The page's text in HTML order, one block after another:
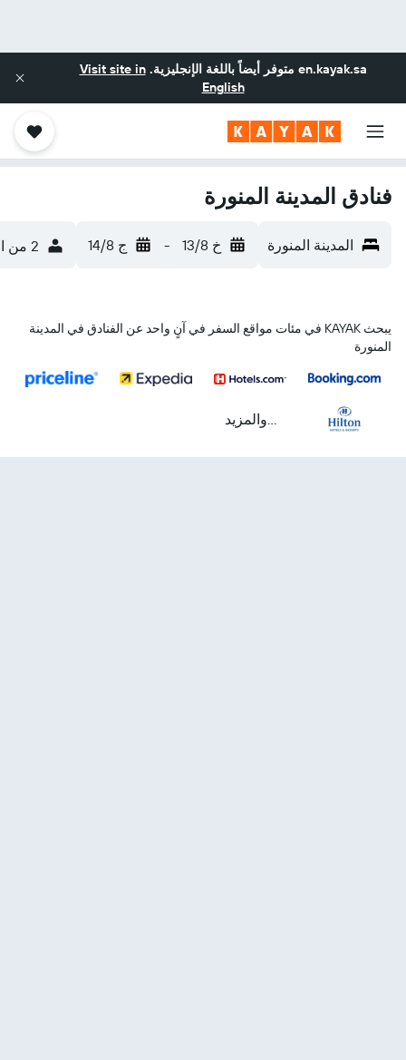
en.kayak.sa متوفر أيضاً باللغة الإنجليزية.Visit site in
English
فنادق المدينة المنورة
المدينة المنورة خ 13/8 - ج 14/8 2 من الضيوف، غرفة واحدة
يبحث KAYAK في مئات مواقع السفر في آنٍ واحد عن الفنادق في المدينة
المنورة
...والمزيد